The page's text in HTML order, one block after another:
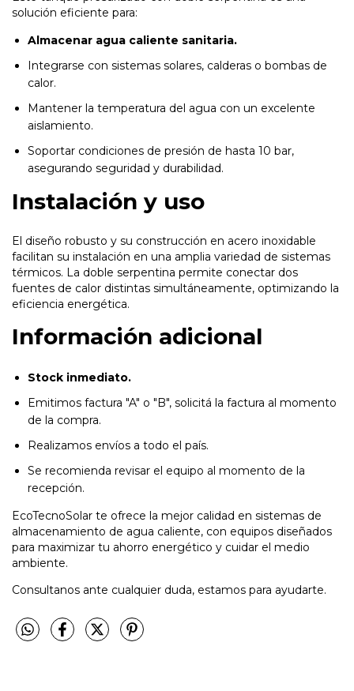
solución eficiente para:
Almacenar agua caliente sanitaria.
Integrarse con sistemas solares, calderas o bombas de
calor.
Mantener la temperatura del agua con un excelente
aislamiento.
Soportar condiciones de presión de hasta 10 bar,
asegurando seguridad y durabilidad.
Instalación y uso
El diseño robusto y su construcción en acero inoxidable
facilitan su instalación en una amplia variedad de sistemas
térmicos. La doble serpentina permite conectar dos
fuentes de calor distintas simultáneamente, optimizando la
eficiencia energética.
Información adicional
Stock inmediato.
Emitimos factura "A" o "B", solicitá la factura al momento
de la compra.
Realizamos envíos a todo el país.
Se recomienda revisar el equipo al momento de la
recepción.
EcoTecnoSolar te ofrece la mejor calidad en sistemas de
almacenamiento de agua caliente, con equipos diseñados
para maximizar tu ahorro energético y cuidar el medio
ambiente.
Consultanos ante cualquier duda, estamos para ayudarte.